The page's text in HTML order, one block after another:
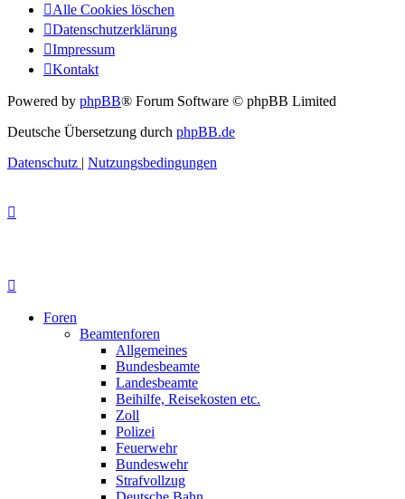
Alle Cookies löschen
Datenschutzerklärung
Impressum
Kontakt
Powered by phpBB® Forum Software © phpBB Limited
Deutsche Übersetzung durch phpBB.de
Datenschutz | Nutzungsbedingungen
Foren
Beamtenforen
Allgemeines
Bundesbeamte
Landesbeamte
Beihilfe, Reisekosten etc.
Zoll
Polizei
Feuerwehr
Bundeswehr
Strafvollzug